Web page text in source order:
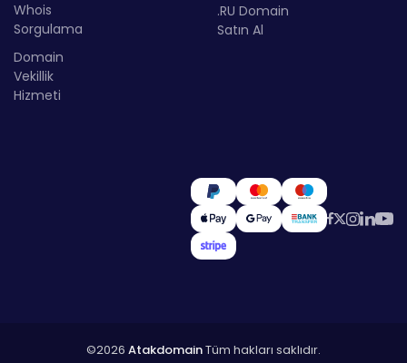
Whois
Sorgulama
Domain
Vekillik
Hizmeti
.RU Domain
Satın Al
©2026 AtakdomainTüm hakları saklıdır.